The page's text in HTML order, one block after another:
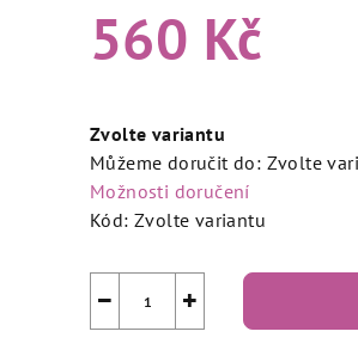
560 Kč
cena:
Zvolte variantu
Můžeme doručit do: Zvolte
Možnosti doručení
Kód: Zvolte variantu
+
−